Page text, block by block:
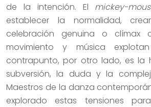
de la intención. El mickey-
establecer la normalidad,
celebración genuina o clímax
movimiento y música
contrapunto, por otro lado, es la
subversión, la duda y la
Maestros de la danza
explorado estas tensiones